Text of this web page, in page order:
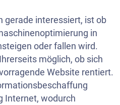
gerade interessiert, ist ob
in
oder fallen wird.
möglich, ob sich
Website rentiert.
Internet, wodurch